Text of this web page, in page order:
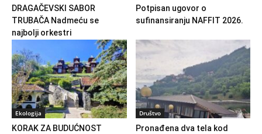
DRAGAČEVSKI SABOR
TRUBAČA Nadmeću se
najbolji orkestri
Potpisan ugovor o
sufinansiranju NAFFIT 2026.
Ekologija
KORAK ZA BUDUĆNOST
Društvo
Pronađena dva tela kod